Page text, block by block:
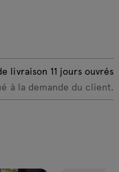
livraison 11 jours ouvrés
à la demande du client.